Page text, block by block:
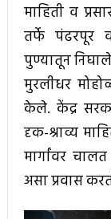
माहिती व
तर्फे पंढरपूर
पुण्यातून
मुरलीधर
केले. केंद्र
दृक-श्राव्य
मार्गांवर
असा प्रवास